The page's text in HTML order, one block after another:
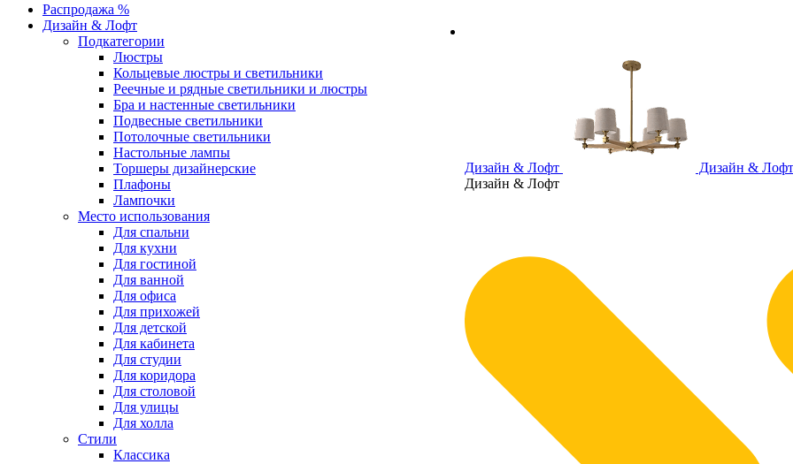
Дизайн & Лофт
Дизайн & Лофт
Дизайн & Лофт
Распродажа %
Дизайн & Лофт
Подкатегории
Люстры
Кольцевые люстры и светильники
Реечные и рядные светильники и люстры
Бра и настенные светильники
Подвесные светильники
Потолочные светильники
Настольные лампы
Торшеры дизайнерские
Плафоны
Лампочки
Место использования
Для спальни
Для кухни
Для гостиной
Для ванной
Для офиса
Для прихожей
Для детской
Для кабинета
Для студии
Для коридора
Для столовой
Для улицы
Для холла
Стили
Классика